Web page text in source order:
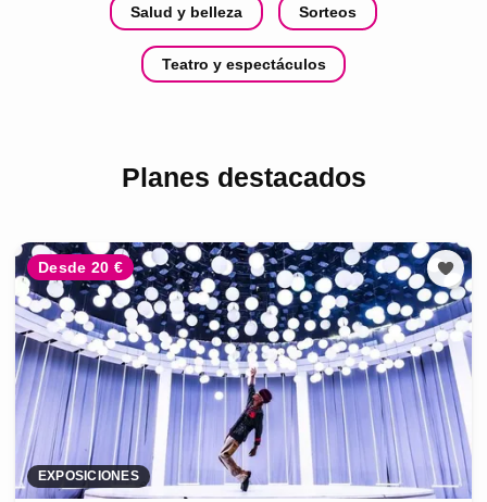
Salud y belleza Sorteos
Teatro y espectáculos
Planes destacados
Desde 20 €
EXPOSICIONES